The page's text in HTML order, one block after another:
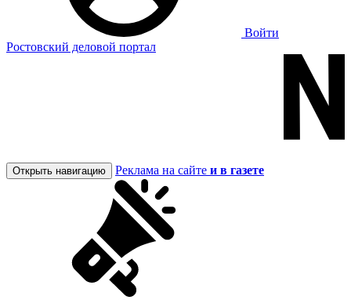
Войти
Ростовский деловой портал
Открыть навигацию Реклама на сайте и в газете